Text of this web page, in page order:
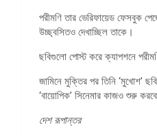
পরীমণি তার ভেরিফায়েড ফেসবুক
উচ্ছ্বসিতও দেখাচ্ছিল তাকে।
ছবিগুলো পোস্ট করে ক্যাপশনে
জামিনে মুক্তির পর তিনি ‘মুখোশ’
‘বায়োপিক’ সিনেমার কাজও শুরু
দেশ রূপান্তর